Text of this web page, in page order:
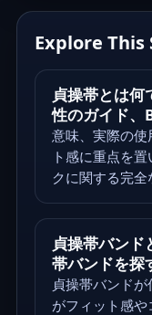
Explore This
貞操帯とは何
性のガイド、
意味、実際の使
ト感に重点を
クに関する完全
貞操帯バンド
帯バンドを探
貞操帯バンド
がフィット感や